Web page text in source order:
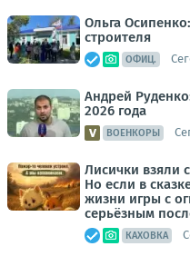
Ольга
строителя
ОФИЦ.
Андрей
2026 года
ВОЕНКОРЫ
Лисички взяли
Но если в
жизни игры с
серьёзным
КАХОВКА